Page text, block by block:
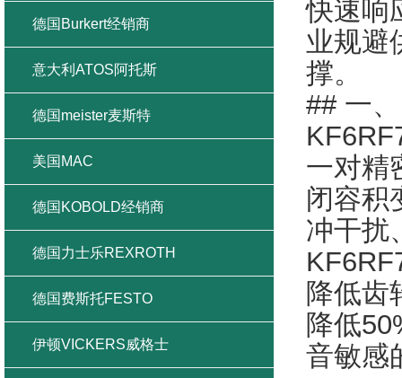
快速响
业规避
撑。
## 一
一对精
闭容积
冲干扰
降低齿
降低
音敏感
德国Burkert经销商
意大利ATOS阿托斯
德国meister麦斯特
美国MAC
德国KOBOLD经销商
德国力士乐REXROTH
德国费斯托FESTO
伊顿VICKERS威格士